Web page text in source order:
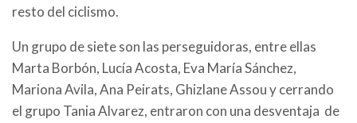
resto del ciclismo.
Un grupo de siete son las perseguidoras, entre ellas
Marta Borbón, Lucía Acosta, Eva María Sánchez,
Mariona Avila, Ana Peirats, Ghizlane Assou y cerrando
el grupo Tania Alvarez, entraron con una desventaja de